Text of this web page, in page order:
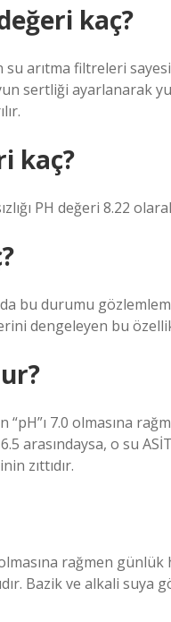
kaç?
arıtma filtreleri
sertliği ayarlanarak
kaç?
PH değeri 8.22
bu durumu
dengeleyen bu
7.0 olmasına
arasındaysa, o su
zıttıdır.
rağmen
Bazik ve alkali